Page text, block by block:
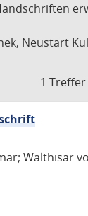
Neustart
1 Treffer
Walthisar